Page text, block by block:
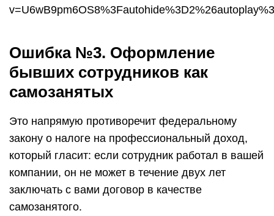
Ошибка №3. Оформление
бывших сотрудников как
самозанятых
Это напрямую противоречит федеральному
закону о налоге на профессиональный доход,
который гласит: если сотрудник работал в вашей
компании, он не может в течение двух лет
заключать с вами договор в качестве
самозанятого.